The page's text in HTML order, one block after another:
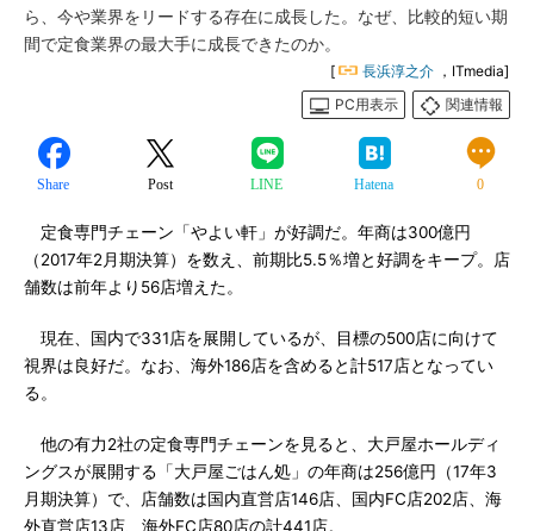
ら、今や業界をリードする存在に成長した。なぜ、比較的短い期
間で定食業界の最大手に成長できたのか。
[ 長浜淳之介 ，ITmedia]
PC用表示
関連情報
Share Post LINE Hatena 0
定食専門チェーン「やよい軒」が好調だ。年商は300億円
（2017年2月期決算）を数え、前期比5.5％増と好調をキープ。店
舗数は前年より56店増えた。
現在、国内で331店を展開しているが、目標の500店に向けて
視界は良好だ。なお、海外186店を含めると計517店となってい
る。
他の有力2社の定食専門チェーンを見ると、大戸屋ホールディ
ングスが展開する「大戸屋ごはん処」の年商は256億円（17年3
月期決算）で、店舗数は国内直営店146店、国内FC店202店、海
外直営店13店、海外FC店80店の計441店。